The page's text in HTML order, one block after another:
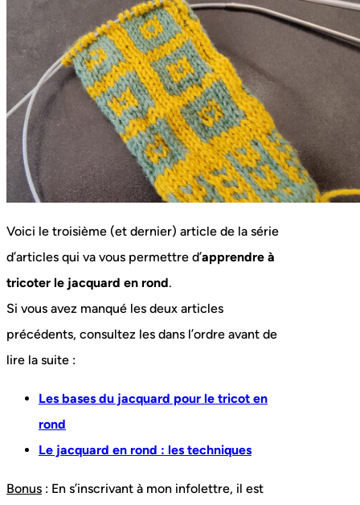
Voici le troisième (et dernier) article de la série
d’articles qui va vous permettre d’apprendre à
tricoter le jacquard en rond.
Si vous avez manqué les deux articles
précédents, consultez les dans l’ordre avant de
lire la suite :
Les bases du jacquard pour le tricot en
rond
Le jacquard en rond : les techniques
Bonus : En s’inscrivant à mon infolettre, il est